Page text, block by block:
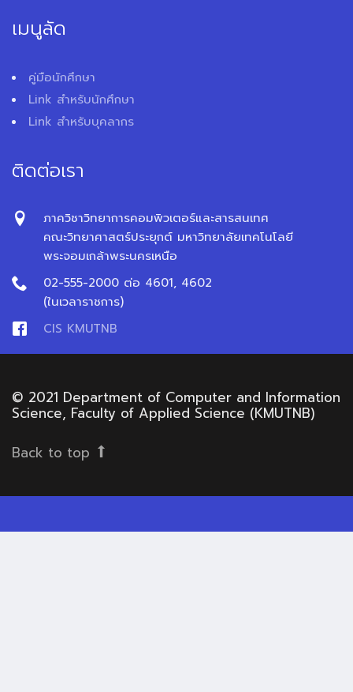
เมนูลัด
คู่มือนักศึกษา
Link สำหรับนักศึกษา
Link สำหรับบุคลากร
ติดต่อเรา
ภาควิชาวิทยาการคอมพิวเตอร์และสารสนเทศ
คณะวิทยาศาสตร์ประยุกต์ มหาวิทยาลัยเทคโนโลยี
พระจอมเกล้าพระนครเหนือ
02-555-2000 ต่อ 4601, 4602
(ในเวลาราชการ)
CIS KMUTNB
© 2021 Department of Computer and Information
Science, Faculty of Applied Science (KMUTNB)
Back to top